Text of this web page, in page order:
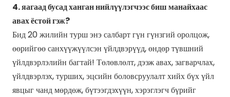
4. яагаад бусад ханган нийлүүлэгчээс биш манайхаас
авах ёстой гэж?
Бид 20 жилийн турш энэ салбарт гүн гүнзгий оролцож,
өөрийгөө санхүүжүүлсэн үйлдвэрүүд, өндөр түвшний
үйлдвэрлэлийн багтай! Төлөвлөлт, дээж авах, загварчлах,
үйлдвэрлэх, турших, эцсийн боловсруулалт хийх бүх үйл
явцыг чанд мөрдөж, бүтээгдэхүүн, хэрэглэгч бүрийг